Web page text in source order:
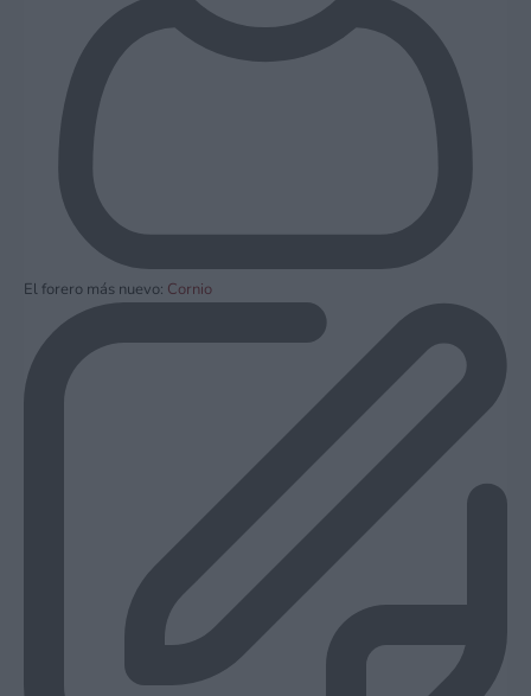
El forero más nuevo: Cornio